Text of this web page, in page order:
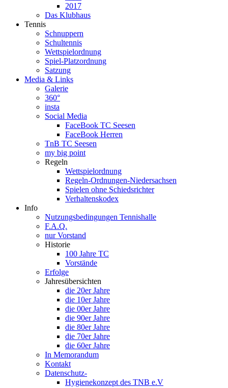
2017
Das Klubhaus
Tennis
Schnuppern
Schultennis
Wettspielordnung
Spiel-Platzordnung
Satzung
Media & Links
Galerie
360°
insta
Social Media
FaceBook TC Seesen
FaceBook Herren
TnB TC Seesen
my big point
Regeln
Wettspielordnung
Regeln-Ordnungen-Niedersachsen
Spielen ohne Schiedsrichter
Verhaltenskodex
Info
Nutzungsbedingungen Tennishalle
F.A.Q.
nur Vorstand
Historie
100 Jahre TC
Vorstände
Erfolge
Jahresübersichten
die 20er Jahre
die 10er Jahre
die 00er Jahre
die 90er Jahre
die 80er Jahre
die 70er Jahre
die 60er Jahre
In Memorandum
Kontakt
Datenschutz-
Hygienekonzept des TNB e.V